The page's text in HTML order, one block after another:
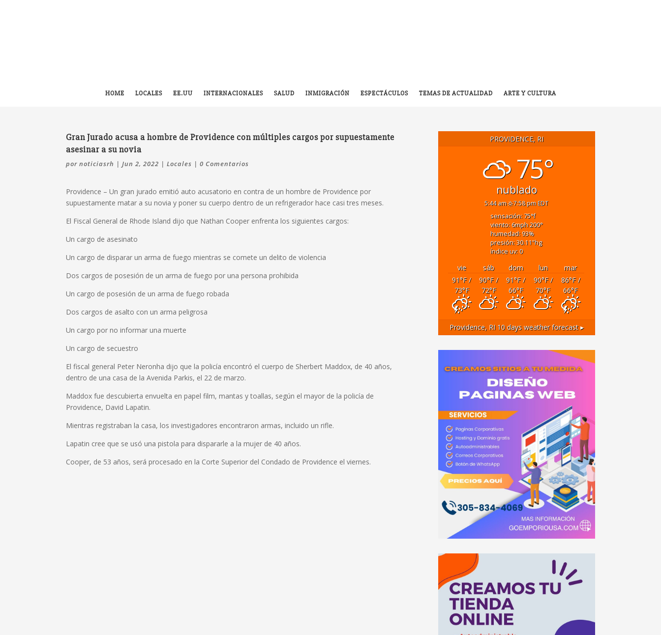
HOME LOCALES EE.UU INTERNACIONALES SALUD INMIGRACIÓN ESPECTÁCULOS TEMAS DE ACTUALIDAD ARTE Y CULTURA
Gran Jurado acusa a hombre de Providence con múltiples cargos por supuestamente
asesinar a su novia
pornoticiasrh |Jun 2, 2022 |Locales |0 Comentarios
Providence – Un gran jurado emitió auto acusatorio en contra de un hombre de Providence por
supuestamente matar a su novia y poner su cuerpo dentro de un refrigerador hace casi tres meses.
El Fiscal General de Rhode Island dijo que Nathan Cooper enfrenta los siguientes cargos:
Un cargo de asesinato
Un cargo de disparar un arma de fuego mientras se comete un delito de violencia
Dos cargos de posesión de un arma de fuego por una persona prohibida
Un cargo de posesión de un arma de fuego robada
Dos cargos de asalto con un arma peligrosa
Un cargo por no informar una muerte
Un cargo de secuestro
El fiscal general Peter Neronha dijo que la policía encontró el cuerpo de Sherbert Maddox, de 40 años,
dentro de una casa de la Avenida Parkis, el 22 de marzo.
Maddox fue descubierta envuelta en papel film, mantas y toallas, según el mayor de la policía de
Providence, David Lapatin.
Mientras registraban la casa, los investigadores encontraron armas, incluido un rifle.
Lapatin cree que se usó una pistola para dispararle a la mujer de 40 años.
Cooper, de 53 años, será procesado en la Corte Superior del Condado de Providence el viernes.
PROVIDENCE, RI
75°
nublado
5:44 am 7:58 pm EDT
sensación: 75°f
viento: 6mph200°
humedad: 93%
presión: 30.11"hg
índice uv: 0
vie sáb dom lun
mar
91°F/
73°F
90°F/
72°F
91°F/
66°F
90°F/
70°F
86°F/
66°F
Providence, RI10 days weather forecast ▸